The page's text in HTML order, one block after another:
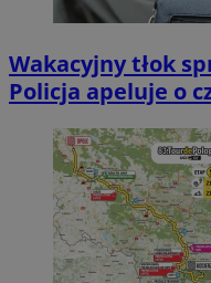
Wakacyjny tłok
Policja apeluje o